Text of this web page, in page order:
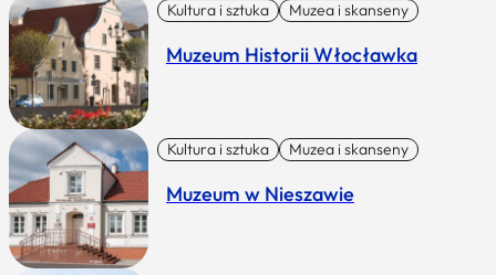
Kultura i sztuka Muzea i skanseny
Muzeum Historii Włocławka
Kultura i sztuka Muzea i skanseny
Muzeum w Nieszawie